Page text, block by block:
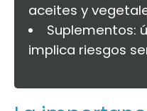
aceites y
Suplementos:
implica riesgos